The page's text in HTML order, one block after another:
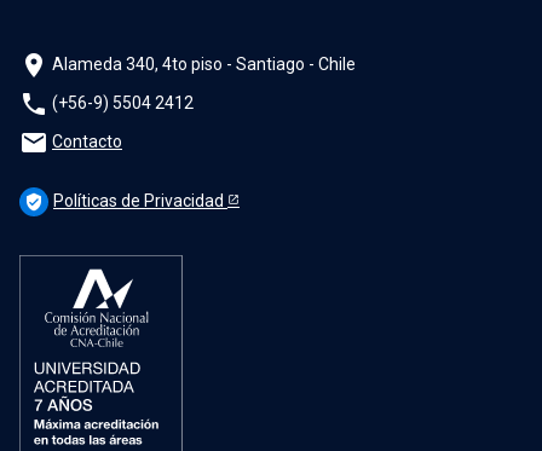
location_on Alameda 340, 4to piso - Santiago - Chile
phone (+56-9) 5504 2412
mail Contacto
verified_user Políticas de Privacidad